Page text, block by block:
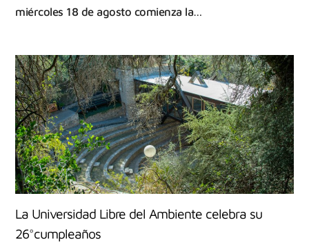
miércoles 18 de agosto comienza la…
La Universidad Libre del Ambiente celebra su
26°cumpleaños